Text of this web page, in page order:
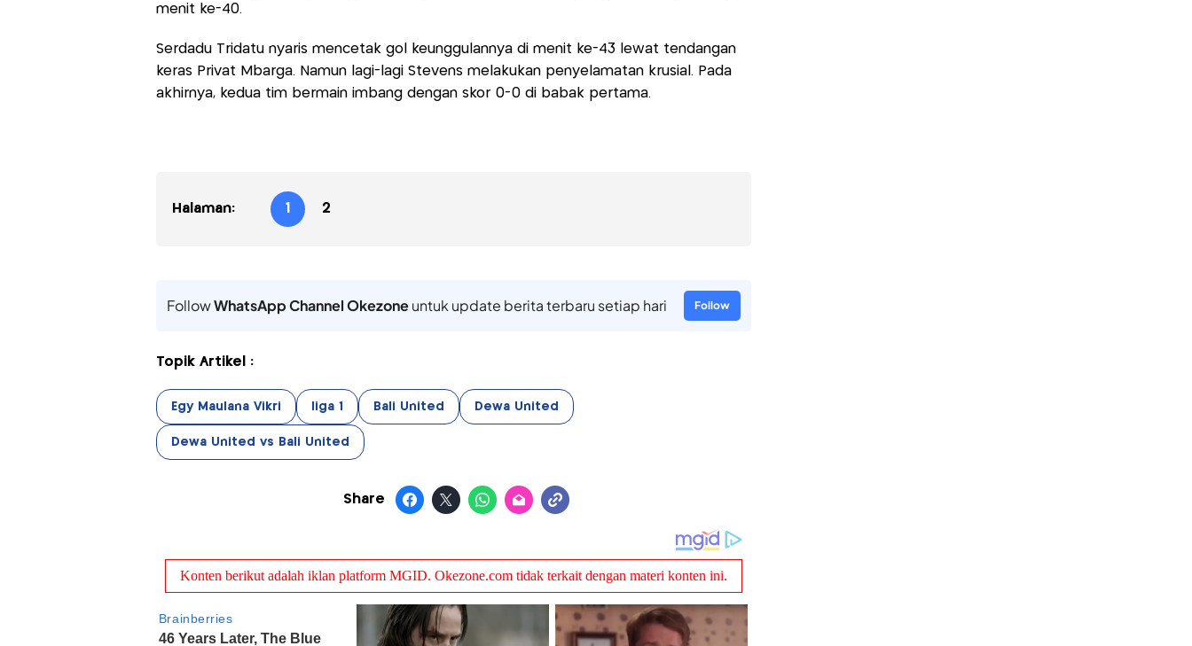
menit ke-40.
Serdadu Tridatu nyaris mencetak gol keunggulannya di menit ke-43 lewat tendangan
keras Privat Mbarga. Namun lagi-lagi Stevens melakukan penyelamatan krusial. Pada
akhirnya, kedua tim bermain imbang dengan skor 0-0 di babak pertama.
Halaman: 1 2
FollowWhatsApp Channel Okezoneuntuk update berita terbaru setiap hari Follow
Topik Artikel :
Egy Maulana Vikri liga 1 Bali United Dewa United
Dewa United vs Bali United
Share